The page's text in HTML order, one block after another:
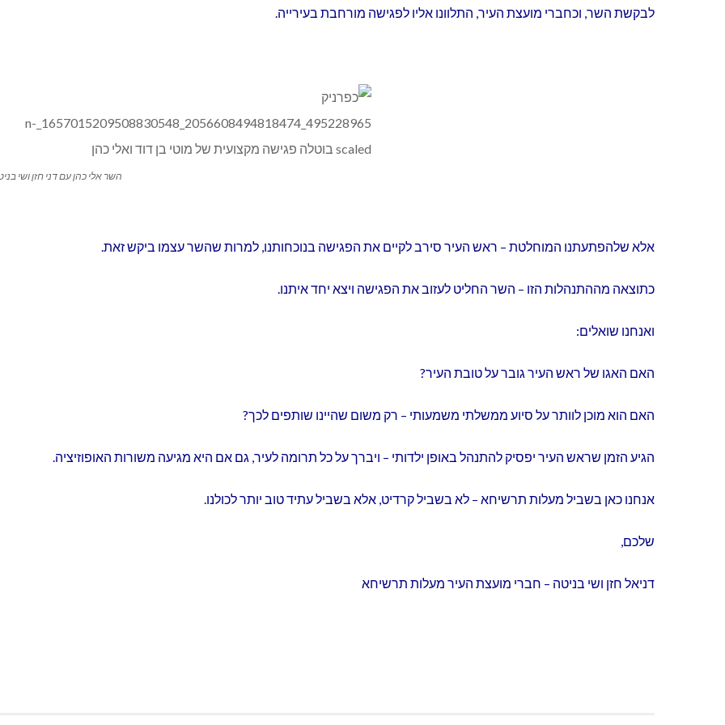
לבקשת השר, וכחברי מועצת העיר, התלוונו אליו לפגישה מורחבת בעירייה.
השר אלי כהן עם דני חזן ושי
אלא שלהפתעתנו המוחלטת – ראש העיר סירב לקיים את הפגישה בנוכחותנו, למרות שהשר עצמו ביקש זאת.
כתוצאה מההתנהלות הזו – השר החליט לעזוב את הפגישה ויצא יחד איתנו.
ואנחנו שואלים:
האם האגו של ראש העיר גובר על טובת העיר?
האם הוא מוכן לוותר על סיוע ממשלתי משמעותי – רק משום שהיינו שותפים לכך?
הגיע הזמן שראש העיר יפסיק להתנהל באופן ילדותי – ויברך על כל תרומה לעיר, גם אם היא מגיעה משורות האופוזיציה.
אנחנו כאן בשביל מעלות תרשיחא – לא בשביל קרדיט, אלא בשביל עתיד טוב יותר לכולנו.
שלכם,
דניאל חזן ושי בניטה – חברי מועצת העיר מעלות תרשיחא